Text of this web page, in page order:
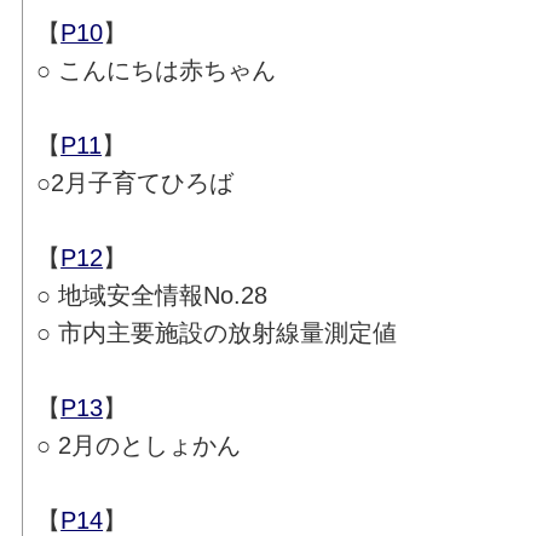
【P10】
○ こんにちは赤ちゃん
【P11】
○2月子育てひろば
【P12】
○ 地域安全情報No.28
○ 市内主要施設の放射線量測定値
【P13】
○ 2月のとしょかん
【P14】